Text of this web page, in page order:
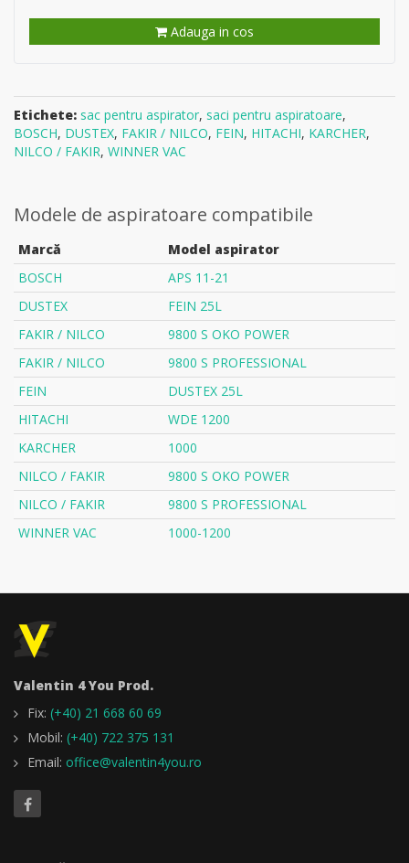
Adauga in cos
Etichete: sac pentru aspirator, saci pentru aspiratoare,
BOSCH, DUSTEX, FAKIR / NILCO, FEIN, HITACHI, KARCHER,
NILCO / FAKIR, WINNER VAC
Modele de aspiratoare compatibile
Marcă
Model aspirator
BOSCH
APS 11-21
DUSTEX
FEIN 25L
FAKIR / NILCO
9800 S OKO POWER
FAKIR / NILCO
9800 S PROFESSIONAL
FEIN
DUSTEX 25L
HITACHI
WDE 1200
KARCHER
1000
NILCO / FAKIR
9800 S OKO POWER
NILCO / FAKIR
9800 S PROFESSIONAL
WINNER VAC
1000-1200
Valentin 4 You Prod.
Fix: (+40) 21 668 60 69
Mobil: (+40) 722 375 131
Email: office@valentin4you.ro